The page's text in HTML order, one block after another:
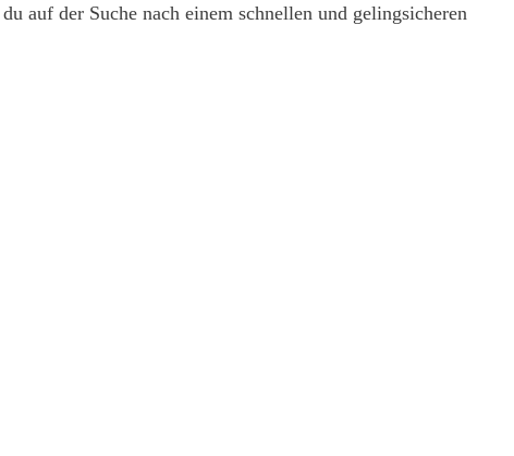
auf der Suche nach einem schnellen und gelingsicheren